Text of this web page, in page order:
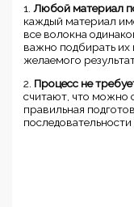
1.Любой материал
каждый материал
все волокна
важно подбирать их
желаемого
2. Процесс не
считают, что можно
правильная